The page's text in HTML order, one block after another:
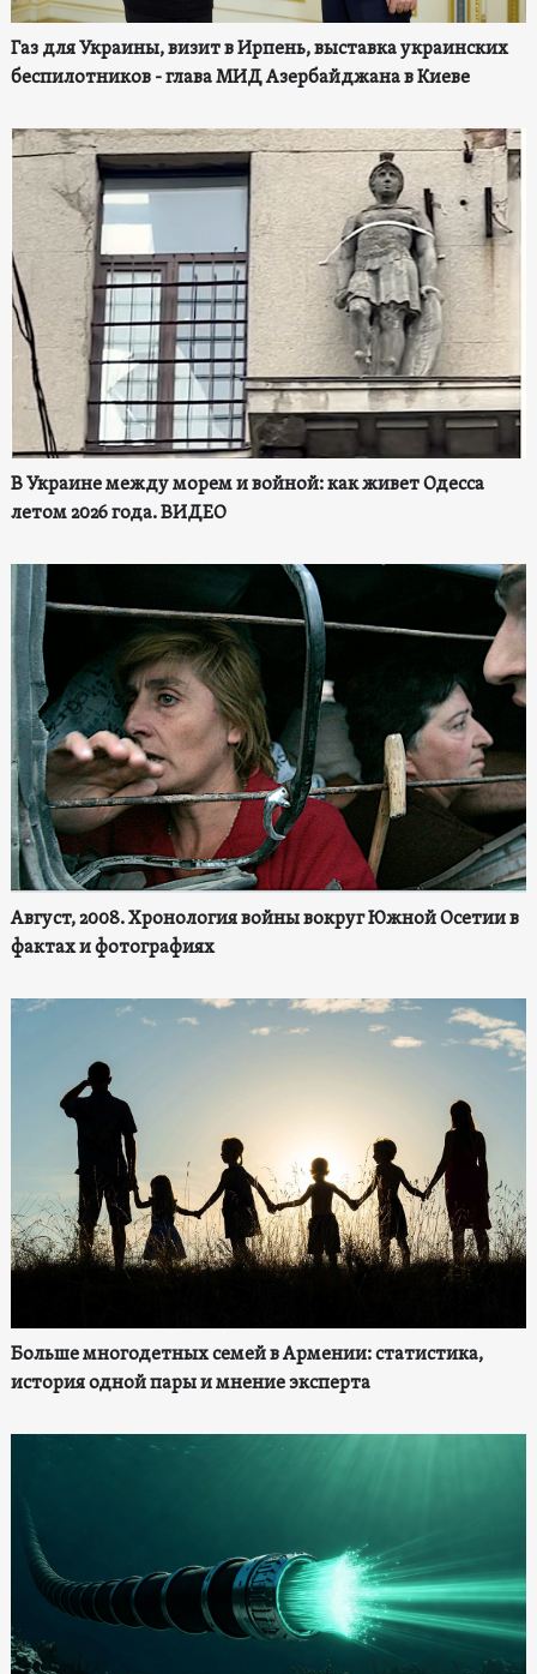
Газ для Украины, визит в Ирпень, выставка украинских
беспилотников - глава МИД Азербайджана в Киеве
В Украине между морем и войной: как живет Одесса
летом 2026 года. ВИДЕО
Август, 2008. Хронология войны вокруг Южной Осетии в
фактах и фотографиях
Больше многодетных семей в Армении: статистика,
история одной пары и мнение эксперта